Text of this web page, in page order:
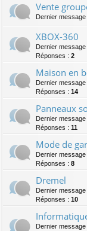
Vente
Dernier
XBOX-360
Dernier
Réponses : 2
Maison en
Dernier
Réponses : 14
Panneaux
Dernier
Réponses : 11
Mode de
Dernier
Réponses : 8
Dremel
Dernier
Réponses : 10
Dernier